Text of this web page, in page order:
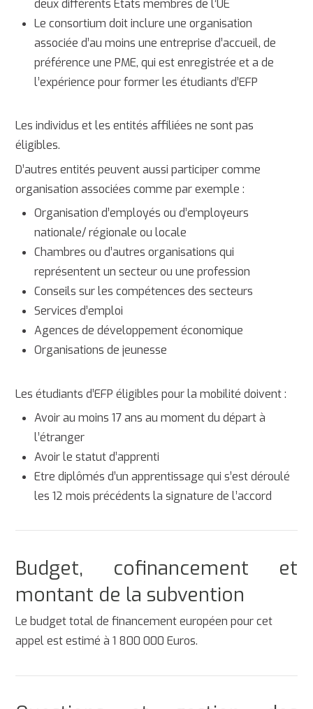
deux différents Etats membres de l’UE
Le consortium doit inclure une organisation
associée d’au moins une entreprise d’accueil, de
préférence une PME, qui est enregistrée et a de
l’expérience pour former les étudiants d’EFP
Les individus et les entités affiliées ne sont pas
éligibles.
D’autres entités peuvent aussi participer comme
organisation associées comme par exemple :
Organisation d’employés ou d’employeurs
nationale/ régionale ou locale
Chambres ou d’autres organisations qui
représentent un secteur ou une profession
Conseils sur les compétences des secteurs
Services d’emploi
Agences de développement économique
Organisations de jeunesse
Les étudiants d’EFP éligibles pour la mobilité doivent :
Avoir au moins 17 ans au moment du départ à
l’étranger
Avoir le statut d’apprenti
Etre diplômés d’un apprentissage qui s’est déroulé
les 12 mois précédents la signature de l’accord
Budget, cofinancement et
montant de la subvention
Le budget total de financement européen pour cet
appel est estimé à 1 800 000 Euros.